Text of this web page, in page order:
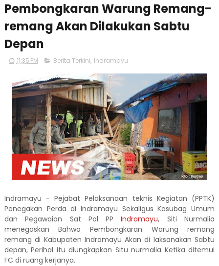
Pembongkaran Warung Remang-
remang Akan Dilakukan Sabtu
Depan
11:35 PM Berita Terkini, Indramayu
Indramayu - Pejabat Pelaksanaan teknis Kegiatan (PPTK)
Penegakan Perda di Indramayu Sekaligus Kasubag Umum
dan Pegawaian Sat Pol PPIndramayu, Siti Nurmalia
menegaskan Bahwa Pembongkaran Warung remang
remang di Kabupaten Indramayu Akan di laksanakan Sabtu
depan, Perihal itu diungkapkan Situ nurmalia Ketika ditemui
FC di ruang kerjanya.